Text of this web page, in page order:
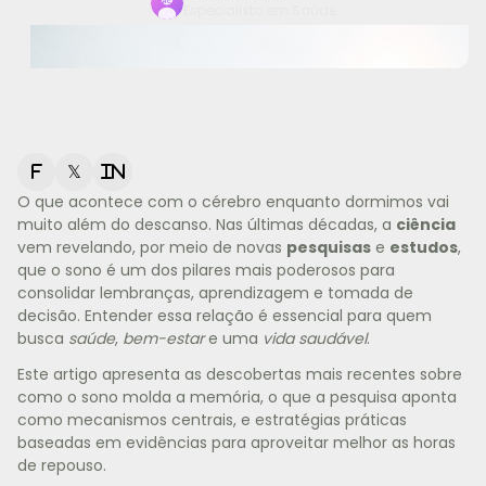
Especialista em Saúde
f 𝕏 in
O que acontece com o cérebro enquanto dormimos vai
muito além do descanso. Nas últimas décadas, a ciência
vem revelando, por meio de novas pesquisas e estudos,
que o sono é um dos pilares mais poderosos para
consolidar lembranças, aprendizagem e tomada de
decisão. Entender essa relação é essencial para quem
busca saúde, bem-estare uma vida saudável.
Este artigo apresenta as descobertas mais recentes sobre
como o sono molda a memória, o que a pesquisa aponta
como mecanismos centrais, e estratégias práticas
baseadas em evidências para aproveitar melhor as horas
de repouso.